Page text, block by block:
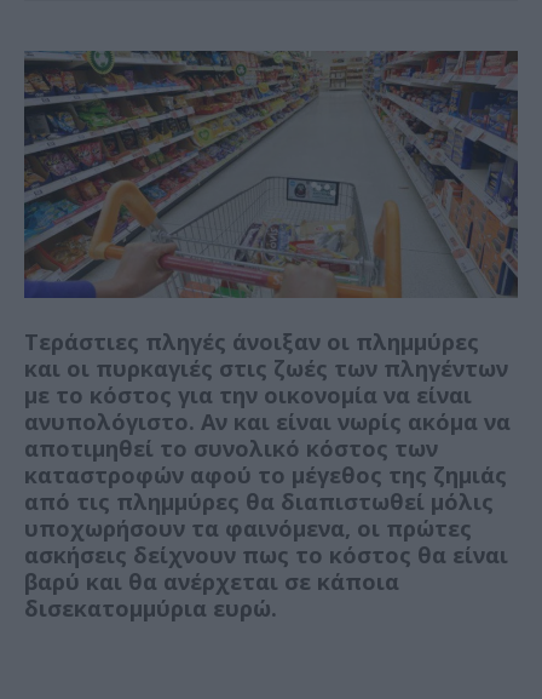
Τεράστιες πληγές άνοιξαν οι πλημμύρες
και οι πυρκαγιές στις ζωές των πληγέντων
με το κόστος για την οικονομία να είναι
ανυπολόγιστο. Αν και είναι νωρίς ακόμα να
αποτιμηθεί το συνολικό κόστος των
καταστροφών αφού το μέγεθος της ζημιάς
από τις πλημμύρες θα διαπιστωθεί μόλις
υποχωρήσουν τα φαινόμενα, οι πρώτες
ασκήσεις δείχνουν πως το κόστος θα είναι
βαρύ και θα ανέρχεται σε κάποια
δισεκατομμύρια ευρώ.